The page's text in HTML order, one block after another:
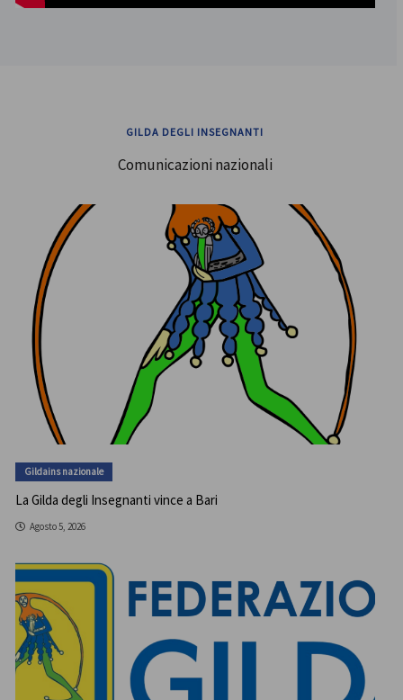
GILDA DEGLI INSEGNANTI
Comunicazioni nazionali
Gildains nazionale
La Gilda degli Insegnanti vince a Bari
Agosto 5, 2026